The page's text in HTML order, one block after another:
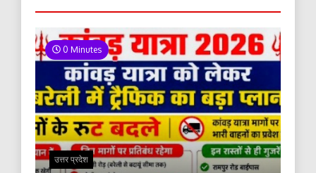
0 Minutes
उत्तर प्रदेश